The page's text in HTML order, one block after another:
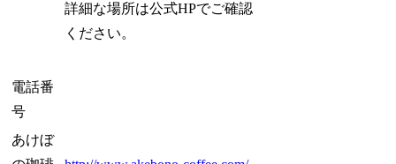
詳細な場所は公式HPでご確認
ください。
電話番
号
あけぼ